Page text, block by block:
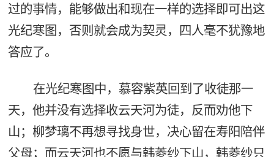
过的事情，能够做出和现在一样的选择即可出这
光纪寒图，否则就会成为契灵，四人毫不犹豫地
答应了。
在光纪寒图中，慕容紫英回到了收徒那一
天，他并没有选择收云天河为徒，反而劝他下
山；柳梦璃不再想寻找身世，决心留在寿阳陪伴
父母；而云天河也不愿与韩菱纱下山，韩菱纱只